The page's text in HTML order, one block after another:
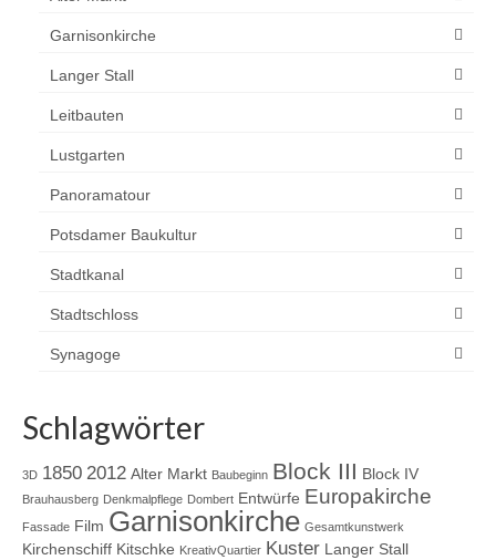
Garnisonkirche
Langer Stall
Leitbauten
Lustgarten
Panoramatour
Potsdamer Baukultur
Stadtkanal
Stadtschloss
Synagoge
Schlagwörter
3D 1850 2012 Alter Markt Baubeginn Block III Block IV
Brauhausberg Denkmalpflege Dombert Entwürfe Europakirche
Fassade Film Garnisonkirche Gesamtkunstwerk
Kirchenschiff Kitschke KreativQuartier Kuster Langer Stall